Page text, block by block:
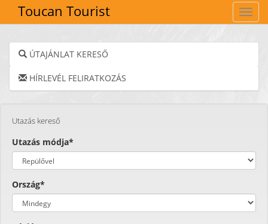
Toucan Tourist
ÚTAJÁNLAT KERESŐ
HÍRLEVÉL FELIRATKOZÁS
Utazás kereső
Utazás módja*
Ország*